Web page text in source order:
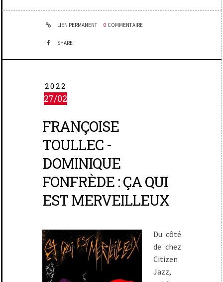
LIEN PERMANENT 0 COMMENTAIRE
SHARE
2022
27/02
FRANÇOISE
TOULLEC -
DOMINIQUE
FONFRÈDE : ÇA QUI
EST MERVEILLEUX
Du côté
de chez
Citizen
Jazz,